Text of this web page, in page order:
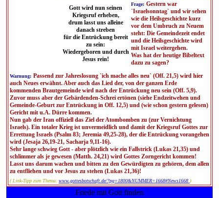
Gott wird nun seinen
Kriegsruf erheben,
drum lasst uns alleine
danach streben
für die Entrückung bereit
zu sein:
Wiedergeboren und durch
Jesus rein!
Frage: Gestern war
`Israelsonntag` und wir sehen
wie die Heilsgeschichte kurz
vor dem Umbruch zu Neuem
steht: Die Gemeindezeit endet
und die Heilsgeschichte wird
mit Israel weitergehen.
Was hat der heutige Bibeltext
dazu zu sagen?
Warnung: Passend zur Jahreslosung `ich mache alles neu` (Off. 21,5) wird hier
auch Neues erwähnt. Aber auch das Lied der, von der ganzen Erde
kommenden Brautgemeinde wird nach der Entrückung neu sein (Off. 5,9).
Zuvor muss aber der Gebärdenden-Schrei ertönen (siehe Endzeitwehen und
Gemeinde-Geburt zur Entrückung in Off. 12,5) und (wie schon gestern gelesen)
Gericht mit u.A. Dürre kommen.
Nun gab der Iran offiziell das Ziel der Atombomben zu (zur Vernichtung
Israels). Ein totaler Krieg ist unvermeidlich und damit der Kriegsruf Gottes zur
Errettung Israels (Psalm 83; Jeremia 49,25-28), der die Entrückung vorangehen
wird (Jesaja 26,19-21, Sacharja 9,11-16).
Sehr lange schwieg Gott - aber plötzlich wie ein Fallstrick (Lukas 21,35) und
schlimmer als je gewesen (Matth. 24,21) wird Gottes Zorngericht kommen!
Lasst uns darum wachen und bitten zu den Gewürdigten zu gehören, dem allen
zu entfliehen und vor Jesus zu stehen (Lukas 21,36)!
( Link-Tipp zum Thema: www.gottesbotschaft.de/?pg=1800&NUMMER=1668#News1668 )
Friede mit Gott finden